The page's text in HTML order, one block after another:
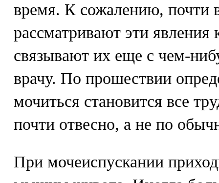
время. К сожалению, почти
рассматривают эти явления
связывают их еще с чем-
врачу. По прошествии
мочиться становится все
почти отвесно, а не по
При мочеиспускании